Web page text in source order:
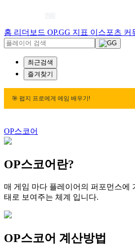
홈 리더보드 OP.GG 지표 이스포츠 커
최근검색
즐겨찾기
🎯 펍지 프로에게 에임 배우기!
OP스코어
OP스코어란?
매 게임 마다 플레이어의 퍼포먼스에
태로 보여주는 체계 입니다.
OP스코어 계산방법